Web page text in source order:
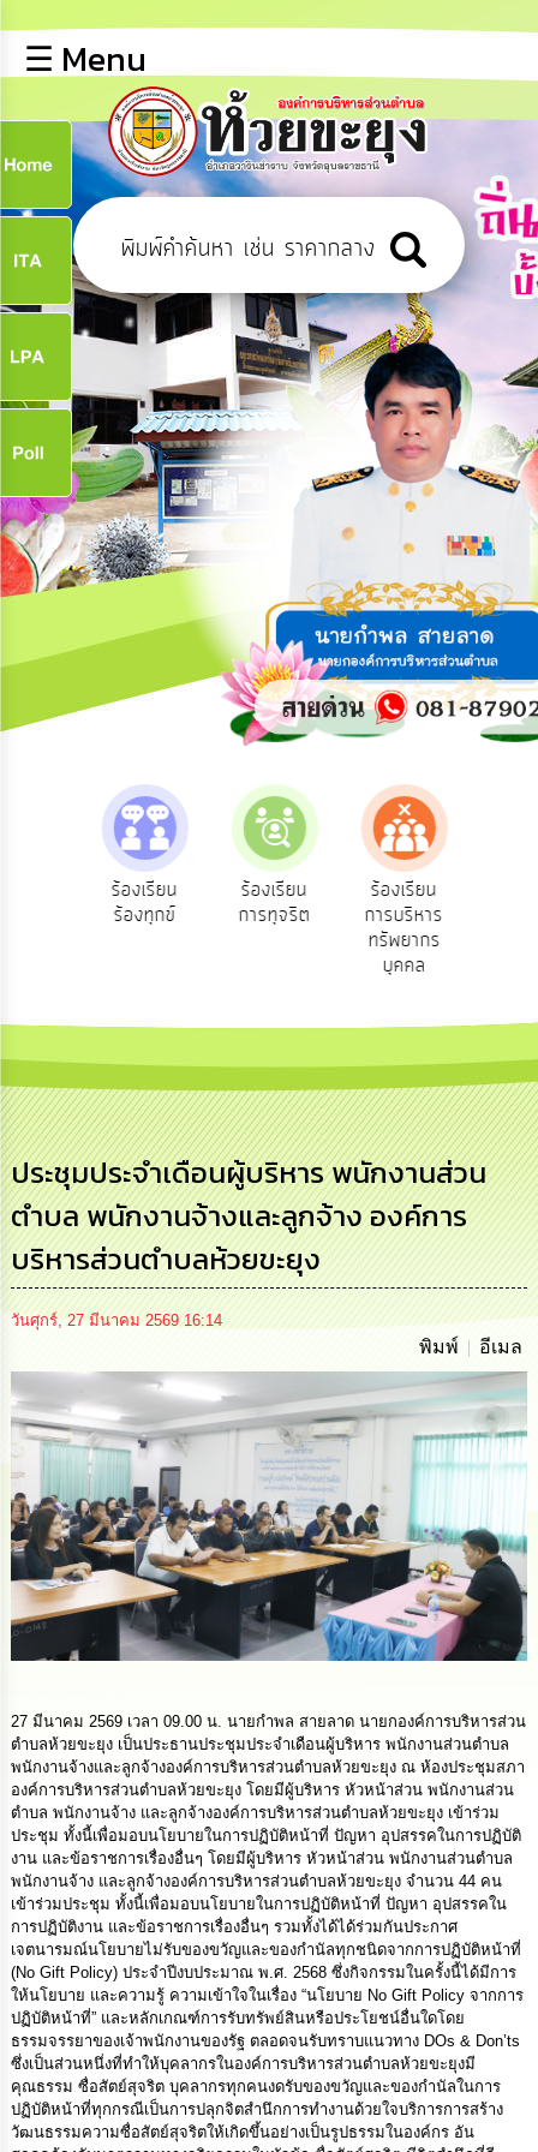
หลัก
ข้อมูล
พื้น
ฐาน
บุคลากร
ข่าว
ประชาสัมพันธ์
การ
เผย
ข้อมูล
สาธารณะ
OIT
การ
ปฏิสัมพันธ์
ฟัง
ความ
ยุทธศาสตร์/
ทรัพยากร
การ
บริหาร
งาน
การ
ส่ง
เสริม
ความ
จัด
ซื้อ
จัด
จ้าง
การ
เงิน
การ
คลัง
นโยบาย
No
การ
ดำเนิน
การ
เพื่อ
ป้องกัน
การ
ทุจริต
มาตรการ
ส่ง
เสริม
คุณธรรม
และ
ความ
โปร่งใส
☰ Menu
ร้องเรียน
ร้องทุกข์
ร้องเรียน
การทุจริต
ร้องเรียน
การบริหาร
ทรัพยากร
บุคคล
ประชุมประจำเดือนผู้บริหาร พนักงานส่วน
ตำบล พนักงานจ้างและลูกจ้าง องค์การ
บริหารส่วนตำบลห้วยขะยุง
วันศุกร์, 27 มีนาคม 2569 16:14
พิมพ์ อีเมล
27 มีนาคม 2569 เวลา 09.00 น. นายกำพล สายลาด นายกองค์การบริหารส่วน
ตำบลห้วยขะยุง เป็นประธานประชุมประจำเดือนผู้บริหาร พนักงานส่วนตำบล
พนักงานจ้างและลูกจ้างองค์การบริหารส่วนตำบลห้วยขะยุง ณ ห้องประชุมสภา
องค์การบริหารส่วนตำบลห้วยขะยุง โดยมีผู้บริหาร หัวหน้าส่วน พนักงานส่วน
ตำบล พนักงานจ้าง และลูกจ้างองค์การบริหารส่วนตำบลห้วยขะยุง เข้าร่วม
ประชุม ทั้งนี้เพื่อมอบนโยบายในการปฏิบัติหน้าที่ ปัญหา อุปสรรคในการปฏิบัติ
งาน และข้อราชการเรื่องอื่นๆ โดยมีผู้บริหาร หัวหน้าส่วน พนักงานส่วนตำบล
พนักงานจ้าง และลูกจ้างองค์การบริหารส่วนตำบลห้วยขะยุง จำนวน 44 คน
เข้าร่วมประชุม ทั้งนี้เพื่อมอบนโยบายในการปฏิบัติหน้าที่ ปัญหา อุปสรรคใน
การปฏิบัติงาน และข้อราชการเรื่องอื่นๆ รวมทั้งได้ได้ร่วมกันประกาศ
เจตนารมณ์นโยบายไม่รับของขวัญและของกำนัลทุกชนิดจากการปฏิบัติหน้าที่
(No Gift Policy) ประจำปีงบประมาณ พ.ศ. 2568 ซึ่งกิจกรรมในครั้งนี้ได้มีการ
ให้นโยบาย และความรู้ ความเข้าใจในเรื่อง “นโยบาย No Gift Policy จากการ
ปฏิบัติหน้าที่” และหลักเกณฑ์การรับทรัพย์สินหรือประโยชน์อื่นใดโดย
ธรรมจรรยาของเจ้าพนักงานของรัฐ ตลอดจนรับทราบแนวทาง DOs & Don’ts
ซึ่งเป็นส่วนหนึ่งที่ทำให้บุคลากรในองค์การบริหารส่วนตำบลห้วยขะยุงมี
คุณธรรม ซื่อสัตย์สุจริต บุคลากรทุกคนงดรับของขวัญและของกำนัลในการ
ปฏิบัติหน้าที่ทุกกรณีเป็นการปลุกจิตสำนึกการทำงานด้วยใจบริการการสร้าง
วัฒนธรรมความซื่อสัตย์สุจริตให้เกิดขึ้นอย่างเป็นรูปธรรมในองค์กร อัน